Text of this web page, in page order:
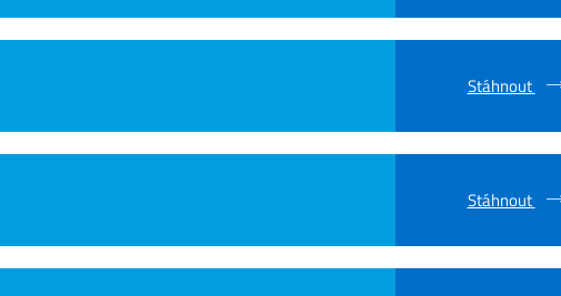
Stáhnout
Stáhnout